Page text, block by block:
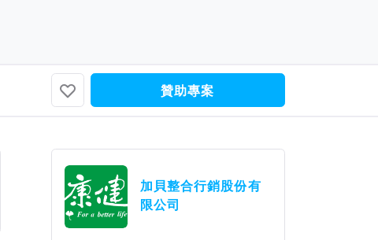
被更多人看見...
贊助專案
加貝整合行銷股份有
限公司